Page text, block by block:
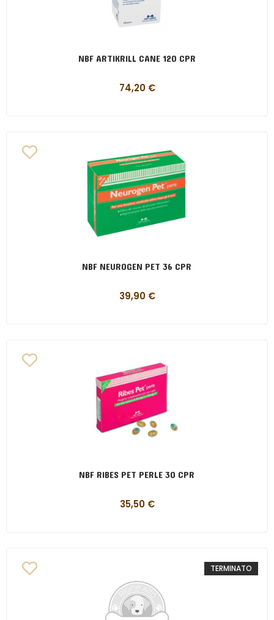
NBF ARTIKRILL CANE 120 CPR
74,20 €
NBF NEUROGEN PET 36 CPR
39,90 €
NBF RIBES PET PERLE 30 CPR
35,50 €
TERMINATO